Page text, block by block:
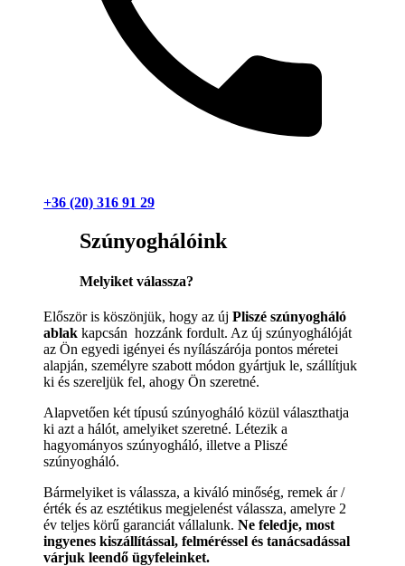
+36 (20) 316 91 29
Szúnyoghálóink
Melyiket válassza?
Először is köszönjük, hogy az új Pliszé szúnyogháló
ablak kapcsán hozzánk fordult. Az új szúnyoghálóját
az Ön egyedi igényei és nyílászárója pontos méretei
alapján, személyre szabott módon gyártjuk le, szállítjuk
ki és szereljük fel, ahogy Ön szeretné.
Alapvetően két típusú szúnyogháló közül választhatja
ki azt a hálót, amelyiket szeretné. Létezik a
hagyományos szúnyogháló, illetve a Pliszé
szúnyogháló.
Bármelyiket is válassza, a kiváló minőség, remek ár /
érték és az esztétikus megjelenést válassza, amelyre 2
év teljes körű garanciát vállalunk. Ne feledje, most
ingyenes kiszállítással, felméréssel és tanácsadással
várjuk leendő ügyfeleinket.